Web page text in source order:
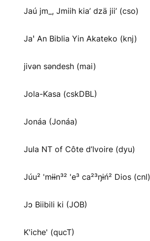
Jaú jm_, Jmiih kia’ dzä jii’ (cso)
Jaꞌ An Biblia Yin Akateko (knj)
jivən səndesh (mai)
Jola-Kasa (cskDBL)
Jonáa (Jonáa)
Jula NT of Côte d’Ivoire (dyu)
Júu² 'mɨɨn³² 'e³ ca²³ŋɨń² Dios (cnl)
Jɔ Biibili ki (JOB)
K'iche' (qucT)